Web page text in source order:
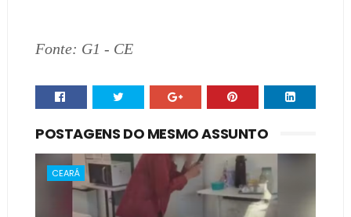
Fonte: G1 - CE
POSTAGENS DO MESMO ASSUNTO
CEARÁ